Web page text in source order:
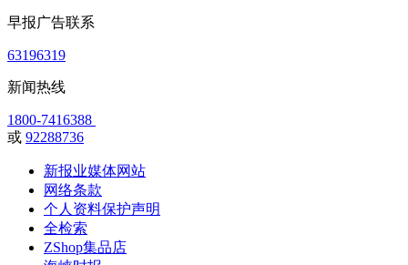
早报广告联系
63196319
新闻热线
1800-7416388
或 92288736
新报业媒体网站
网络条款
个人资料保护声明
全检索
ZShop集品店